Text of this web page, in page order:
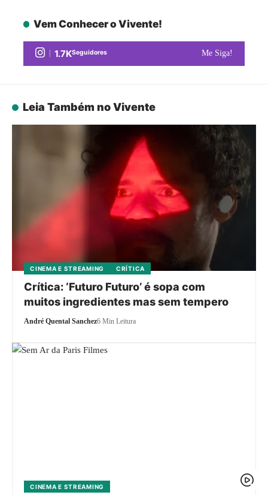
Vem Conhecer o Vivente!
1.7KSeguidores Me Siga!
Leia Também no Vivente
CINEMA E STREAMING CRÍTICA
Crítica: ‘Futuro Futuro’ é sopa com
muitos ingredientes mas sem tempero
André Quental Sanchez6 Min Leitura
CINEMA E STREAMING